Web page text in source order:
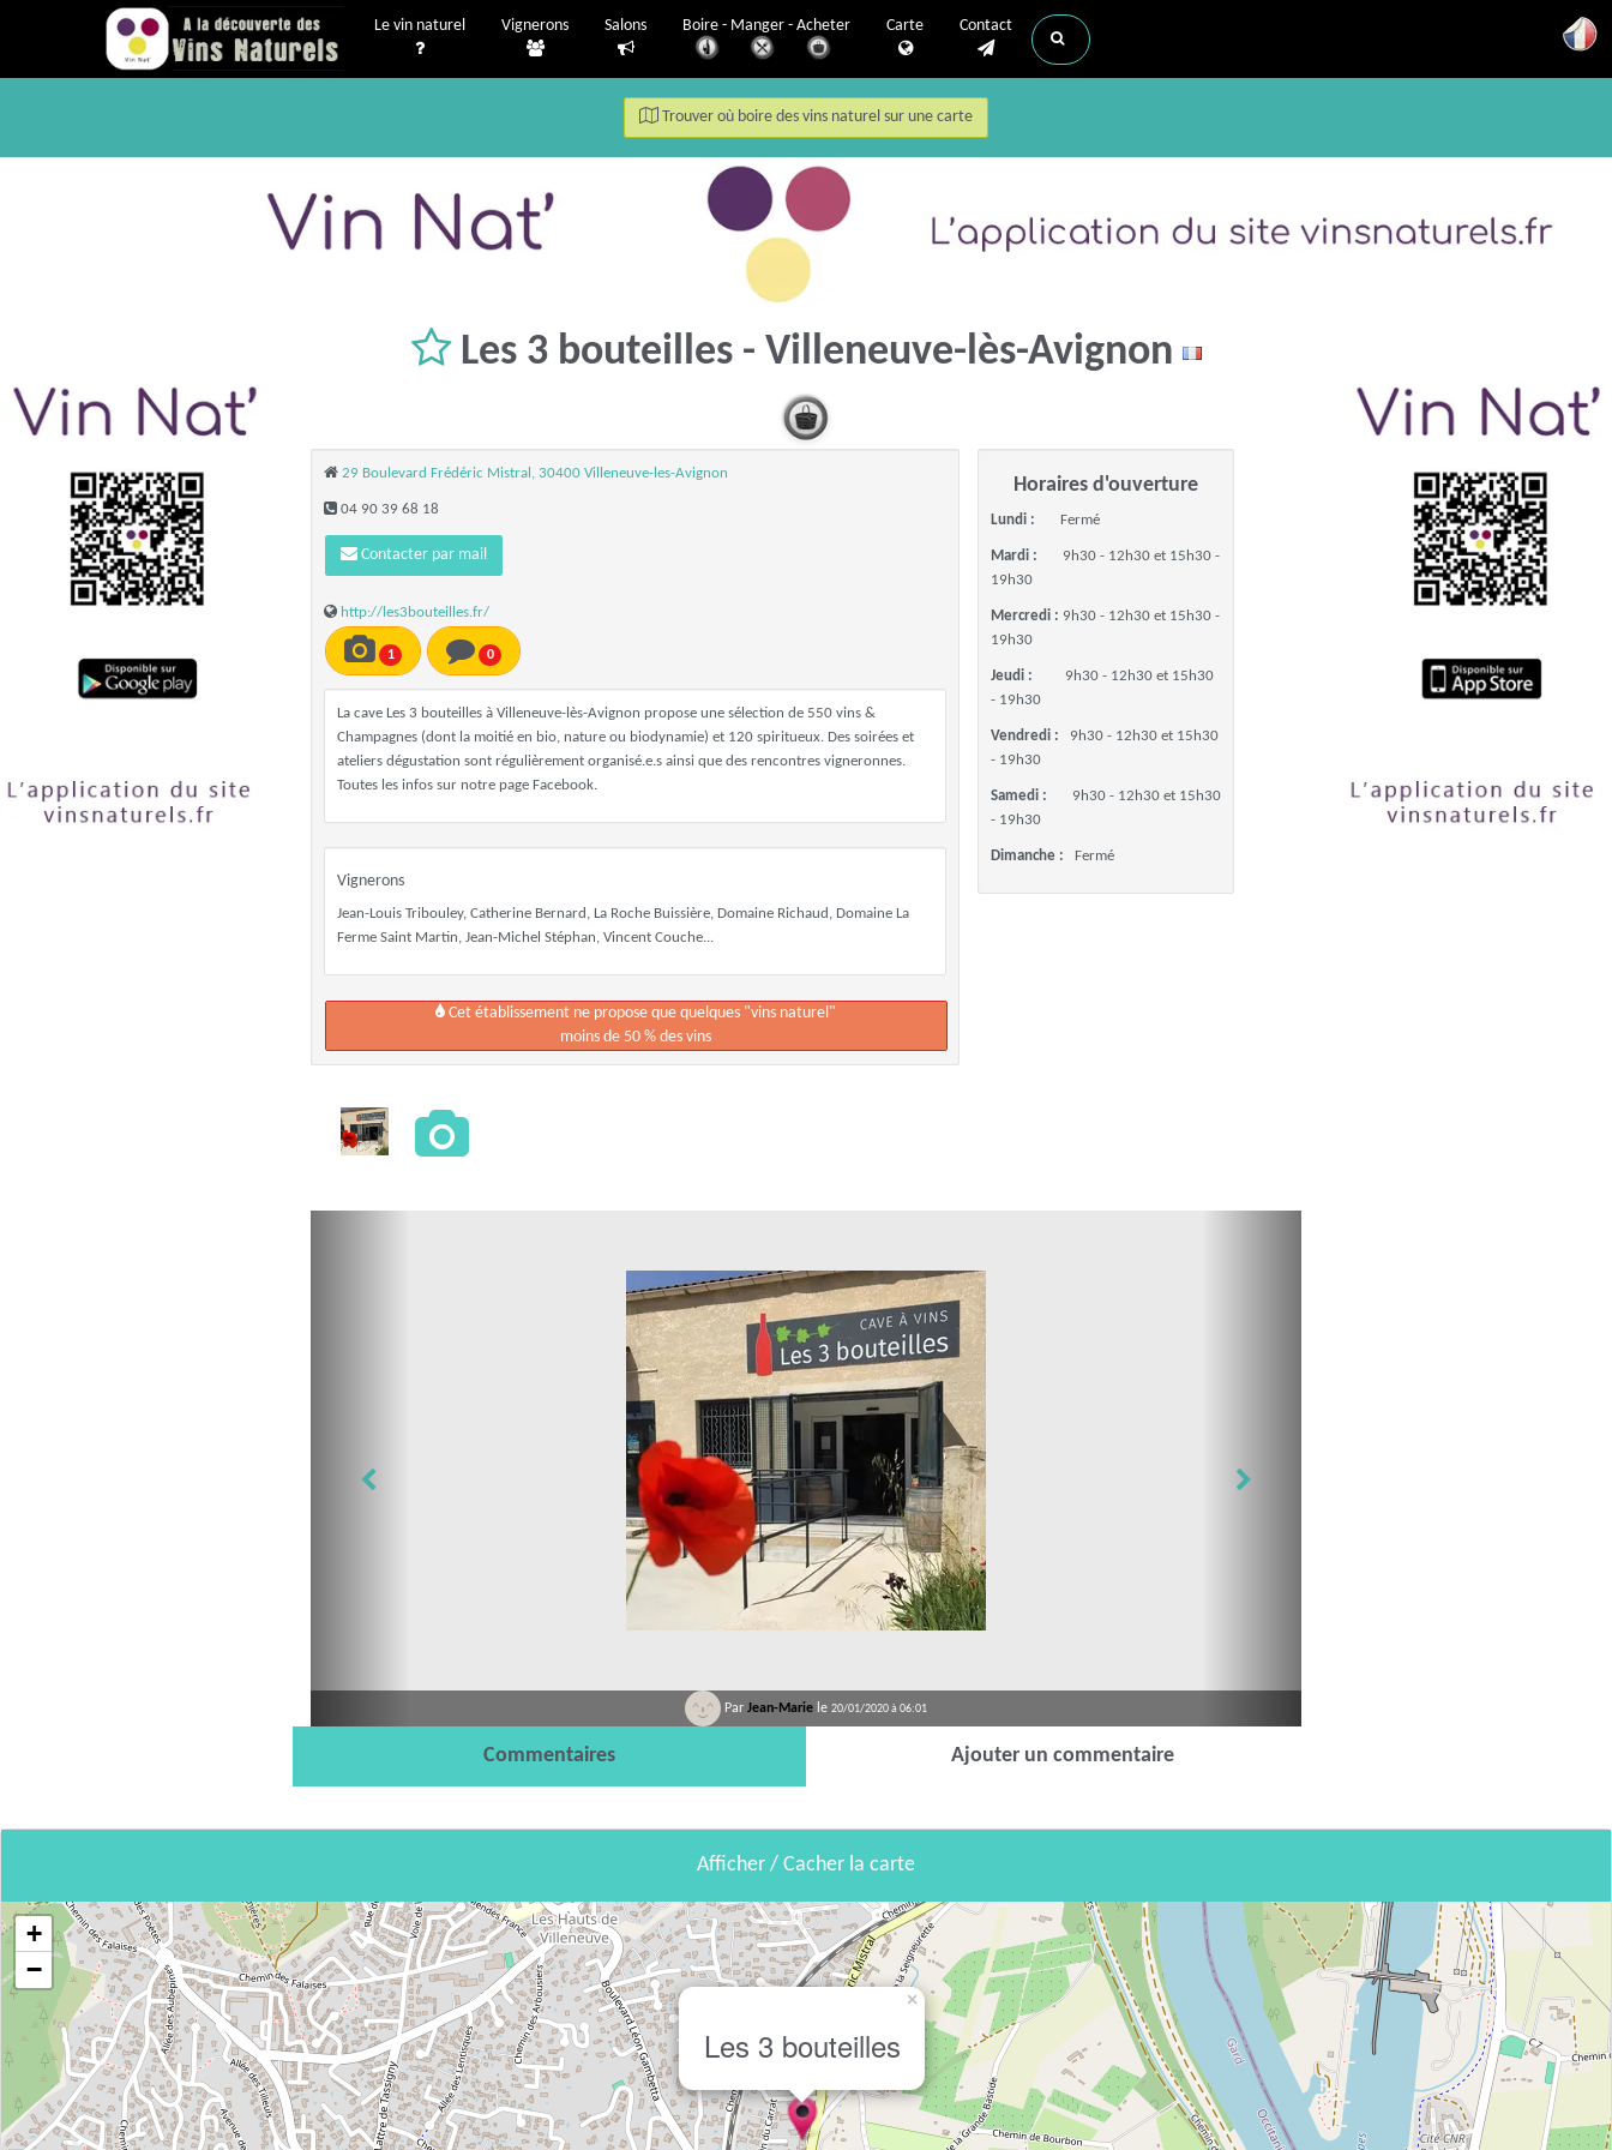
Le vin naturel Vignerons Salons Boire - Manger - Acheter Carte Contact
Trouver où boire des vins naturel sur une carte
Les 3 bouteilles - Villeneuve-lès-Avignon
29 Boulevard Frédéric Mistral, 30400 Villeneuve-les-Avignon
04 90 39 68 18
Contacter par mail
http://les3bouteilles.fr/
1 0
La cave Les 3 bouteilles à Villeneuve-lès-Avignon propose une sélection de 550 vins &
Champagnes (dont la moitié en bio, nature ou biodynamie) et 120 spiritueux. Des soirées et
ateliers dégustation sont régulièrement organisé.e.s ainsi que des rencontres vigneronnes.
Toutes les infos sur notre page Facebook.
Vignerons
Jean-Louis Tribouley, Catherine Bernard, La Roche Buissière, Domaine Richaud, Domaine La
Ferme Saint Martin, Jean-Michel Stéphan, Vincent Couche...
Cet établissement ne propose que quelques "vins naturel"
moins de 50 % des vins
Horaires d'ouverture
Lundi : Fermé
Mardi :
9h30 - 12h30 et 15h30 -
19h30
Mercredi : 9h30 - 12h30 et 15h30 -
19h30
Jeudi :
9h30 - 12h30 et 15h30
- 19h30
Vendredi :
9h30 - 12h30 et 15h30
- 19h30
Samedi :
9h30 - 12h30 et 15h30
- 19h30
Dimanche : Fermé
Par Jean-Marie le 20/01/2020 à 06:01
Commentaires Ajouter un commentaire
Afficher / Cacher la carte
Les 3 bouteilles
×
+
−